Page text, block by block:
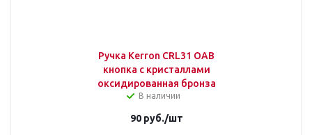
Ручка Kerron CRL31 OAB
кнопка с кристаллами
оксидированная бронза
В наличии
90руб./шт